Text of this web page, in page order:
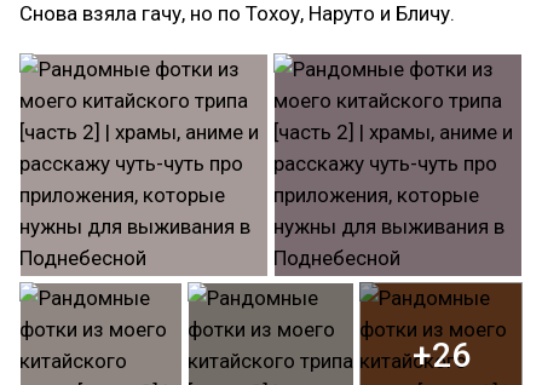
Снова взяла гачу, но по Тохоу, Наруто и Бличу.
+26